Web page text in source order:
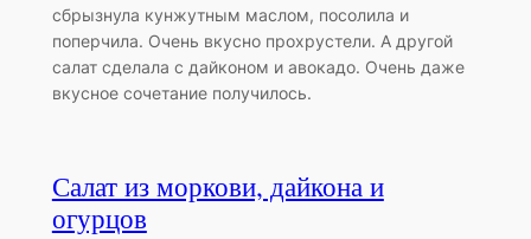
сбрызнула кунжутным маслом, посолила и
поперчила. Очень вкусно прохрустели. А другой
салат сделала с дайконом и авокадо. Очень даже
вкусное сочетание получилось.
Салат из моркови, дайкона и
огурцов